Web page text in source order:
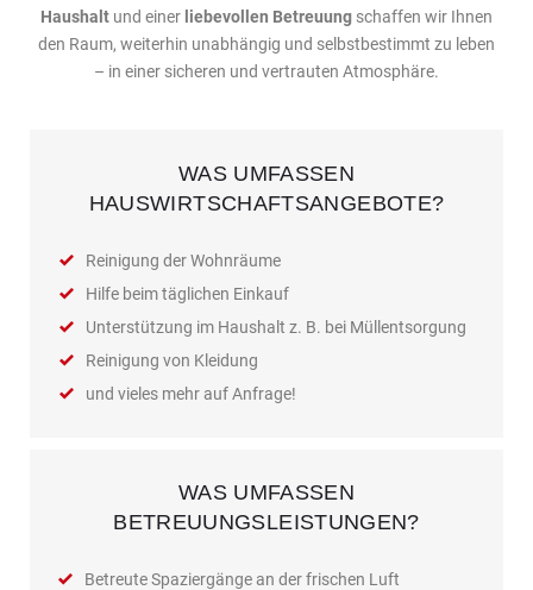
Haushalt und einer liebevollen Betreuung schaffen wir Ihnen
den Raum, weiterhin unabhängig und selbstbestimmt zu leben
– in einer sicheren und vertrauten Atmosphäre.
WAS UMFASSEN
HAUSWIRTSCHAFTSANGEBOTE?
Reinigung der Wohnräume
Hilfe beim täglichen Einkauf
Unterstützung im Haushalt z. B. bei Müllentsorgung
Reinigung von Kleidung
und vieles mehr auf Anfrage!
WAS UMFASSEN
BETREUUNGSLEISTUNGEN?
Betreute Spaziergänge an der frischen Luft